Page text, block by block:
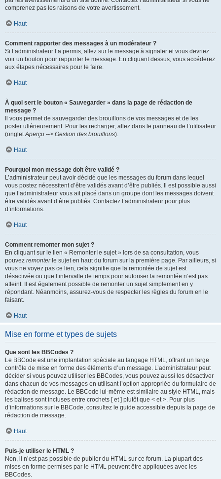
comprenez pas les raisons de votre avertissement.
Haut
Comment rapporter des messages à un modérateur ?
Si l’administrateur l’a permis, allez sur le message à signaler et vous devriez
voir un bouton pour rapporter le message. En cliquant dessus, vous accéderez
aux étapes nécessaires pour le faire.
Haut
À quoi sert le bouton « Sauvegarder » dans la page de rédaction de
message ?
Il vous permet de sauvegarder des brouillons de vos messages et de les
poster ultérieurement. Pour les recharger, allez dans le panneau de l’utilisateur
(ongletAperçu --> Gestion des brouillons).
Haut
Pourquoi mon message doit être validé ?
L’administrateur peut avoir décidé que les messages du forum dans lequel
vous postez nécessitent d’être validés avant d’être publiés. Il est possible aussi
que l’administrateur vous ait placé dans un groupe dont les messages doivent
être validés avant d’être publiés. Contactez l’administrateur pour plus
d’informations.
Haut
Comment remonter mon sujet ?
En cliquant sur le lien « Remonter le sujet » lors de sa consultation, vous
pouvez remonterle sujet en haut du forum sur la première page. Par ailleurs, si
vous ne voyez pas ce lien, cela signifie que la remontée de sujet est
désactivée ou que l’intervalle de temps pour autoriser la remontée n’est pas
atteint. Il est également possible de remonter un sujet simplement en y
répondant. Néanmoins, assurez-vous de respecter les règles du forum en le
faisant.
Haut
Mise en forme et types de sujets
Que sont les BBCodes ?
Le BBCode est une implantation spéciale au langage HTML, offrant un large
contrôle de mise en forme des éléments d’un message. L’administrateur peut
décider si vous pouvez utiliser les BBCodes, vous pouvez aussi les désactiver
dans chacun de vos messages en utilisant l’option appropriée du formulaire de
rédaction de message. Le BBCode lui-même est similaire au style HTML, mais
les balises sont incluses entre crochets [ et ] plutôt que < et >. Pour plus
d’informations sur le BBCode, consultez le guide accessible depuis la page de
rédaction de message.
Haut
Puis-je utiliser le HTML ?
Non, il n’est pas possible de publier du HTML sur ce forum. La plupart des
mises en forme permises par le HTML peuvent être appliquées avec les
BBCodes.